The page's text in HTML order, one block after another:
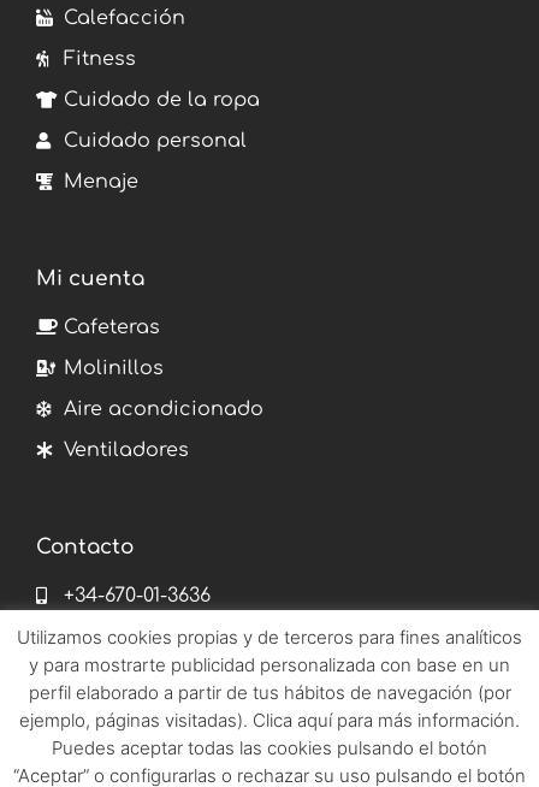
Calefacción
Fitness
Cuidado de la ropa
Cuidado personal
Menaje
Mi cuenta
Cafeteras
Molinillos
Aire acondicionado
Ventiladores
Contacto
+34-670-01-3636
info@emetronix.es
pages del corro 182 41010 Sevilla
©2022 Emetronix
Utilizamos cookies propias y de terceros para fines analíticos
y para mostrarte publicidad personalizada con base en un
perfil elaborado a partir de tus hábitos de navegación (por
ejemplo, páginas visitadas). Clica aquí para más información.
Puedes aceptar todas las cookies pulsando el botón
“Aceptar” o configurarlas o rechazar su uso pulsando el botón